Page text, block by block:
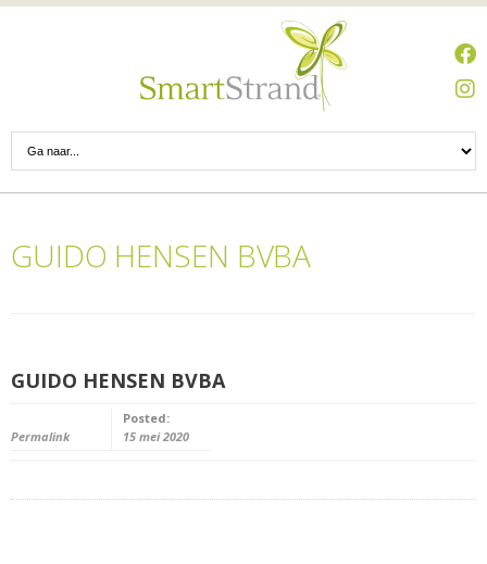
GUIDO HENSEN BVBA
GUIDO HENSEN BVBA
Permalink
Posted:
15 mei 2020